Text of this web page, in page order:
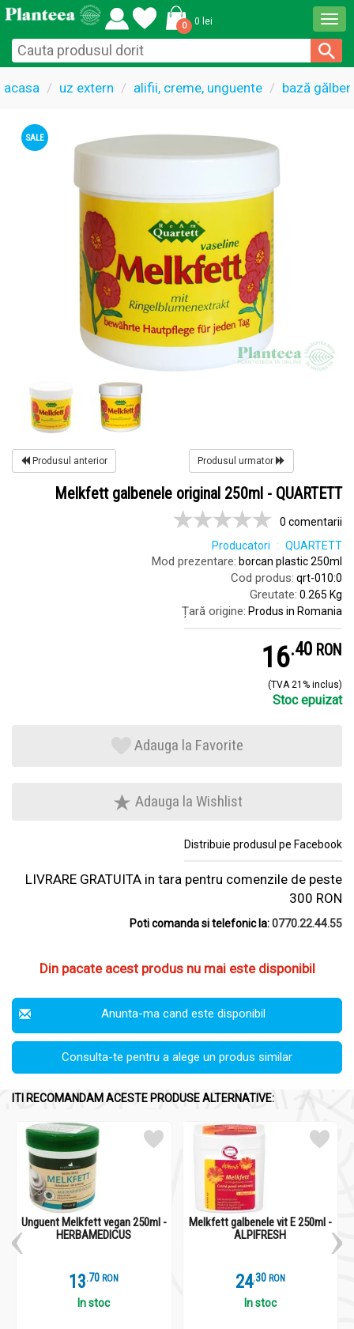
0 0 lei
acasa uz extern alifii, creme, unguente bază
SALE
Produsul anterior Produsul urmator
Melkfett galbenele original 250ml - QUARTETT
0 comentarii
Producatori
QUARTETT
Mod prezentare: borcan plastic 250ml
Cod produs: qrt-010:0
Greutate: 0.265 Kg
Țară origine: Produs in Romania
16.4 RON
(TVA 21% inclus)
Stoc epuizat
Adauga la Favorite
Adauga la Wishlist
Distribuie produsul pe Facebook
LIVRARE GRATUITA in tara pentru comenzile de peste
300 RON
Poti comanda si telefonic la:0770.22.44.55
Din pacate acest produs nu mai este disponibil
Anunta-ma cand este disponibil
Consulta-te pentru a alege un produs similar
ITI RECOMANDAM ACESTE PRODUSE ALTERNATIVE:
Unguent Melkfett vegan 250ml -
HERBAMEDICUS
13.7 RON
In stoc
Melkfett galbenele vit E 250ml -
ALPIFRESH
24.3 RON
In stoc